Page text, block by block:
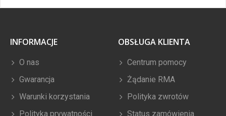
INFORMACJE
O nas
Gwarancja
Warunki korzystania
Polityka prywatności
OBSŁUGA KLIENTA
Centrum pomocy
Żądanie RMA
Polityka zwrotów
Status zamówienia